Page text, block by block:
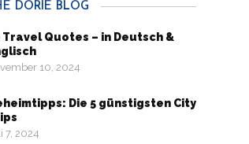
DORIE BLOG
Travel Quotes – in Deutsch &
10, 2024
Die 5 günstigsten City
7, 2024